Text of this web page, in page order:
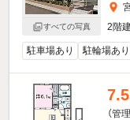
すべての写真
2階
駐車場あり 駐輪場あり
（管